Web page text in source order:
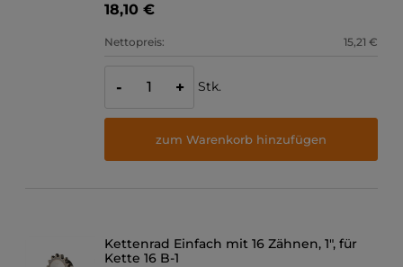
18,10 €
Nettopreis: 15,21 €
- + Stk.
zum Warenkorb hinzufügen
Kettenrad Einfach mit 16 Zähnen, 1", für
Kette 16 B-1